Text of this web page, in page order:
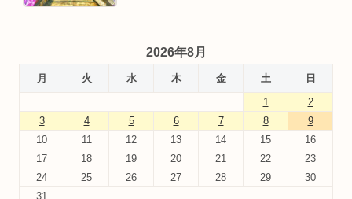
2026年8月
月 火 水 木 金 土
日
1
2
3
4 5 6 7 8
9
10
11 12 13 14 15
16
17
18 19 20 21 22
23
24
25 26 27 28 29
30
31